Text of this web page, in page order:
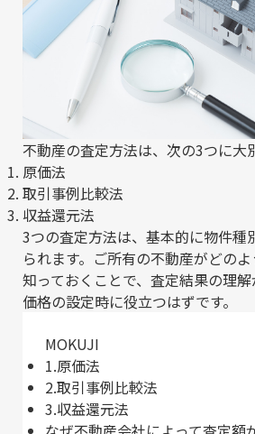
不動産の査定方法は、次の3つに大
原価法
取引事例比較法
収益還元法
3つの査定方法は、基本的に物件種
られます。ご所有の不動産がどの
知っておくことで、査定結果の理
価格の設定時に役立つはずです。
MOKUJI
1.原価法
2.取引事例比較法
3.収益還元法